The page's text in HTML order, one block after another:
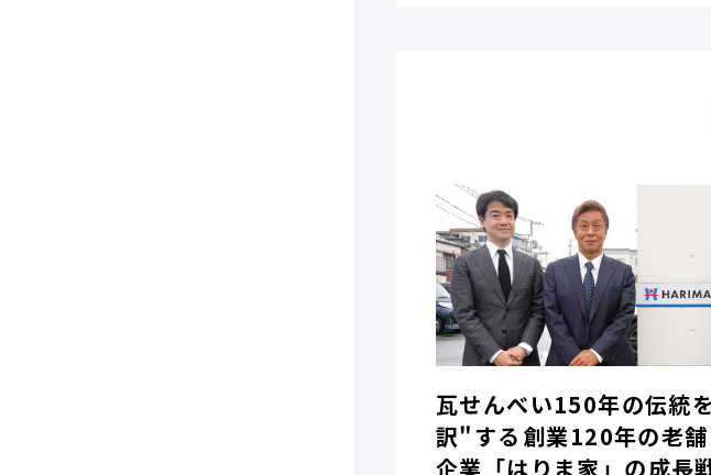
瓦せんべい150年の伝統
訳"する――創業120年の老
企業「はりま家」の成長